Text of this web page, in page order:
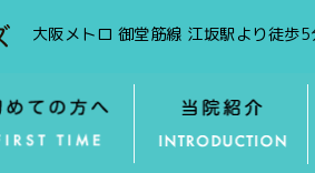
大阪メトロ 御堂筋線 江坂駅より徒歩5